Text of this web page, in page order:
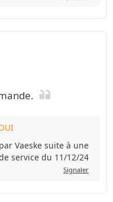
Vaeske suite à une
service du 11/12/24
Signaler